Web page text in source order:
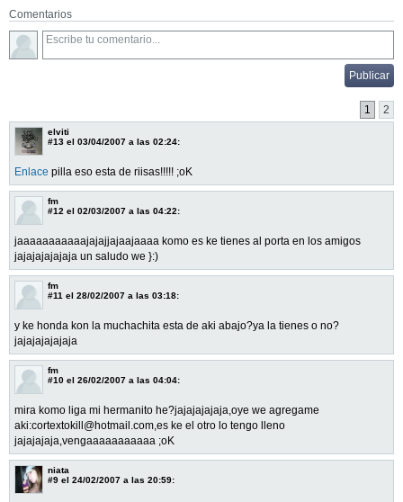
Comentarios
1 2
elviti
#13 el 03/04/2007 a las 02:24:
Enlace pilla eso esta de riisas!!!!! ;oK
fm
#12 el 02/03/2007 a las 04:22:
jaaaaaaaaaaajajajjajaajaaaa komo es ke tienes al porta en los amigos
jajajajajajaja un saludo we }:)
fm
#11 el 28/02/2007 a las 03:18:
y ke honda kon la muchachita esta de aki abajo?ya la tienes o no?
jajajajajajaja
fm
#10 el 26/02/2007 a las 04:04:
mira komo liga mi hermanito he?jajajajajaja,oye we agregame
aki:cortextokill@hotmail.com,es ke el otro lo tengo lleno
jajajajaja,vengaaaaaaaaaaa ;oK
niata
#9 el 24/02/2007 a las 20:59: